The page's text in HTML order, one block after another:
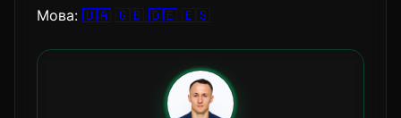
Мова: 🇺🇦 🇬🇧 🇩🇪 🇪🇸